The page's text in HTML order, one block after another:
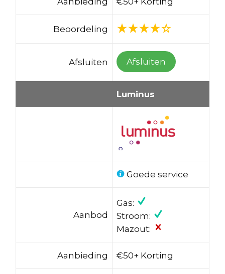
Beoordeling
Afsluiten Afsluiten
Luminus
Goede service
Aanbod
Gas:
Stroom:
Mazout:
Aanbieding €50+ Korting